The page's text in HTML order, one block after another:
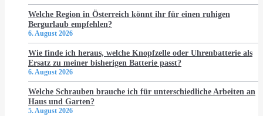
Welche Region in Österreich könnt ihr für einen ruhigen
Bergurlaub empfehlen?
6. August 2026
Wie finde ich heraus, welche Knopfzelle oder Uhrenbatterie als
Ersatz zu meiner bisherigen Batterie passt?
6. August 2026
Welche Schrauben brauche ich für unterschiedliche Arbeiten an
Haus und Garten?
5. August 2026